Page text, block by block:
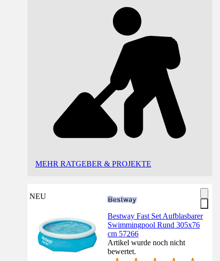
MEHR RATGEBER & PROJEKTE
NEU
Bestway Fast Set Aufblasbarer
Swimmingpool Rund 305x76
cm 57266
Artikel wurde noch nicht
bewertet.